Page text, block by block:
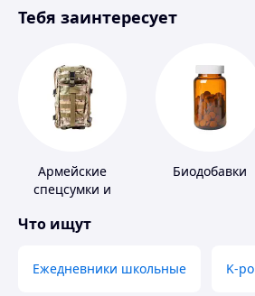
Спорт и отдых
Тебя заинтересует
Армейские
спецсумки и
Биодобавки
Что ищут
Ежедневники школьные K-